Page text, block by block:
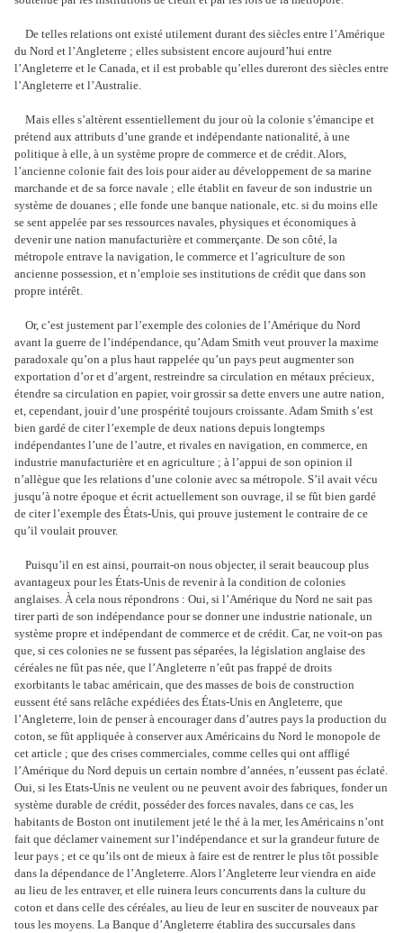
De telles relations ont existé utilement durant des siècles entre l’Amérique
du Nord et l’Angleterre ; elles subsistent encore aujourd’hui entre
l’Angleterre et le Canada, et il est probable qu’elles dureront des siècles entre
l’Angleterre et l’Australie.
Mais elles s’altèrent essentiellement du jour où la colonie s’émancipe et
prétend aux attributs d’une grande et indépendante nationalité, à une
politique à elle, à un système propre de commerce et de crédit. Alors,
l’ancienne colonie fait des lois pour aider au développement de sa marine
marchande et de sa force navale ; elle établit en faveur de son industrie un
système de douanes ; elle fonde une banque nationale, etc. si du moins elle
se sent appelée par ses ressources navales, physiques et économiques à
devenir une nation manufacturière et commerçante. De son côté, la
métropole entrave la navigation, le commerce et l’agriculture de son
ancienne possession, et n’emploie ses institutions de crédit que dans son
propre intérêt.
Or, c’est justement par l’exemple des colonies de l’Amérique du Nord
avant la guerre de l’indépendance, qu’Adam Smith veut prouver la maxime
paradoxale qu’on a plus haut rappelée qu’un pays peut augmenter son
exportation d’or et d’argent, restreindre sa circulation en métaux précieux,
étendre sa circulation en papier, voir grossir sa dette envers une autre nation,
et, cependant, jouir d’une prospérité toujours croissante. Adam Smith s’est
bien gardé de citer l’exemple de deux nations depuis longtemps
indépendantes l’une de l’autre, et rivales en navigation, en commerce, en
industrie manufacturière et en agriculture ; à l’appui de son opinion il
n’allègue que les relations d’une colonie avec sa métropole. S’il avait vécu
jusqu’à notre époque et écrit actuellement son ouvrage, il se fût bien gardé
de citer l’exemple des États-Unis, qui prouve justement le contraire de ce
qu’il voulait prouver.
Puisqu’il en est ainsi, pourrait-on nous objecter, il serait beaucoup plus
avantageux pour les États-Unis de revenir à la condition de colonies
anglaises. À cela nous répondrons : Oui, si l’Amérique du Nord ne sait pas
tirer parti de son indépendance pour se donner une industrie nationale, un
système propre et indépendant de commerce et de crédit. Car, ne voit-on pas
que, si ces colonies ne se fussent pas séparées, la législation anglaise des
céréales ne fût pas née, que l’Angleterre n’eût pas frappé de droits
exorbitants le tabac américain, que des masses de bois de construction
eussent été sans relâche expédiées des États-Unis en Angleterre, que
l’Angleterre, loin de penser à encourager dans d’autres pays la production du
coton, se fût appliquée à conserver aux Américains du Nord le monopole de
cet article ; que des crises commerciales, comme celles qui ont affligé
l’Amérique du Nord depuis un certain nombre d’années, n’eussent pas éclaté.
Oui, si les Etats-Unis ne veulent ou ne peuvent avoir des fabriques, fonder un
système durable de crédit, posséder des forces navales, dans ce cas, les
habitants de Boston ont inutilement jeté le thé à la mer, les Américains n’ont
fait que déclamer vainement sur l’indépendance et sur la grandeur future de
leur pays ; et ce qu’ils ont de mieux à faire est de rentrer le plus tôt possible
dans la dépendance de l’Angleterre. Alors l’Angleterre leur viendra en aide
au lieu de les entraver, et elle ruinera leurs concurrents dans la culture du
coton et dans celle des céréales, au lieu de leur en susciter de nouveaux par
tous les moyens. La Banque d’Angleterre établira des succursales dans